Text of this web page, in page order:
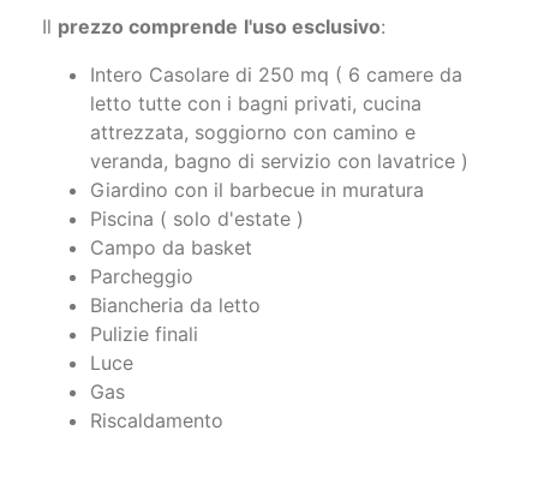
Il prezzo comprende l'uso esclusivo:
Intero Casolare di 250 mq ( 6 camere da
letto tutte con i bagni privati, cucina
attrezzata, soggiorno con camino e
veranda, bagno di servizio con lavatrice )
Giardino con il barbecue in muratura
Piscina ( solo d'estate )
Campo da basket
Parcheggio
Biancheria da letto
Pulizie finali
Luce
Gas
Riscaldamento